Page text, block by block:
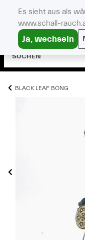
BLACK LEAF BONG
Es sieht aus als
www.schall-
Ja, wechseln